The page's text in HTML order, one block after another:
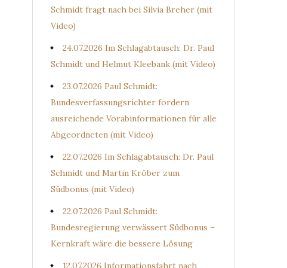
Schmidt fragt nach bei Silvia Breher (mit
Video)
24.07.2026 Im Schlagabtausch: Dr. Paul
Schmidt und Helmut Kleebank (mit Video)
23.07.2026 Paul Schmidt:
Bundesverfassungsrichter fordern
ausreichende Vorabinformationen für alle
Abgeordneten (mit Video)
22.07.2026 Im Schlagabtausch: Dr. Paul
Schmidt und Martin Kröber zum
Südbonus (mit Video)
22.07.2026 Paul Schmidt:
Bundesregierung verwässert Südbonus –
Kernkraft wäre die bessere Lösung
12.07.2026 Informationsfahrt nach